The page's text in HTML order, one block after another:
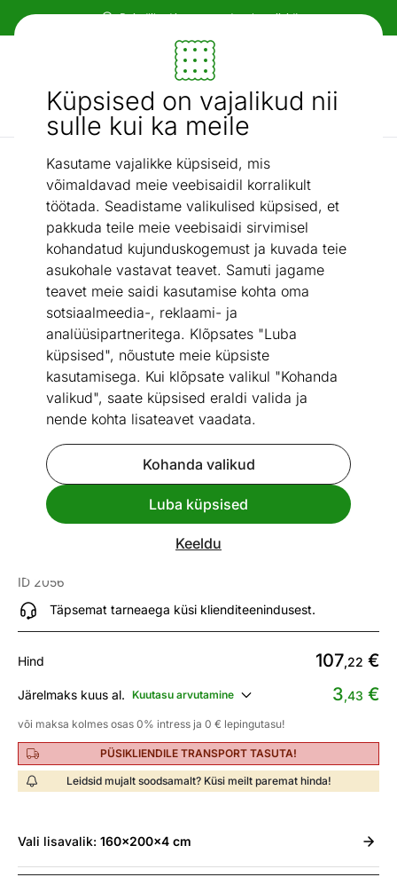
Küpsised on vajalikud nii
sulle kui ka meile
Kasutame vajalikke küpsiseid, mis
võimaldavad meie veebisaidil korralikult
töötada. Seadistame valikulised küpsised, et
pakkuda teile meie veebisaidi sirvimisel
kohandatud kujunduskogemust ja kuvada teie
asukohale vastavat teavet. Samuti jagame
teavet meie saidi kasutamise kohta oma
sotsiaalmeedia-, reklaami- ja
analüüsipartneritega. Klõpsates "Luba
küpsised", nõustute meie küpsiste
kasutamisega. Kui klõpsate valikul "Kohanda
valikud", saate küpsised eraldi valida ja
nende kohta lisateavet vaadata.
Kohanda valikud
Luba küpsised
Keeldu
Paindlikud ja mugavad makseviisid!
Mööbel ja sisustus - ON24
Otsi...
AI otsing
Kattemadratsid / Kattemadrats Hypnos Diana 160x200x4 cm
Kattemadrats Hypnos Diana
ID 2056
Täpsemat tarneaega küsi klienditeenindusest.
Hind 107,22 €
Järelmaks kuus al. Kuutasu arvutamine 3,43 €
või maksa kolmes osas 0% intress ja 0 € lepingutasu!
PÜSIKLIENDILE TRANSPORT TASUTA!
Leidsid mujalt soodsamalt? Küsi meilt paremat hinda!
Vali lisavalik: 160x200x4 cm